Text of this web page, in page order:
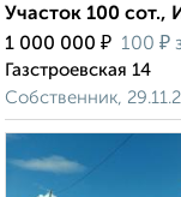
Участок 100
1 000 000 ₽ 100 ₽
Газстроевская 14
Собственник,